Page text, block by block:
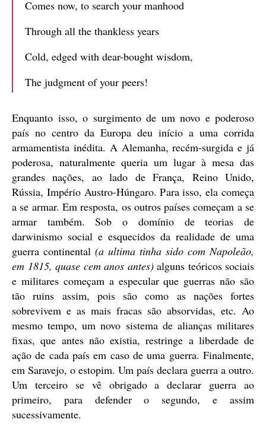
Comes now, to search your manhood
Through all the thankless years
Cold, edged with dear-bought wisdom,
The judgment of your peers!
Enquanto isso, o surgimento de um novo e poderoso
país no centro da Europa deu início a uma corrida
armamentista inédita. A Alemanha, recém-surgida e já
poderosa, naturalmente queria um lugar à mesa das
grandes nações, ao lado de França, Reino Unido,
Rússia, Império Austro-Húngaro. Para isso, ela começa
a se armar. Em resposta, os outros países começam a se
armar também. Sob o domínio de teorias de
darwinismo social e esquecidos da realidade de uma
guerra continental (a ultima tinha sido com Napoleão,
em 1815, quase cem anos antes)alguns teóricos sociais
e militares começam a especular que guerras não são
tão ruins assim, pois são como as nações fortes
sobrevivem e as mais fracas são absorvidas, etc. Ao
mesmo tempo, um novo sistema de alianças militares
fixas, que antes não existia, restringe a liberdade de
ação de cada país em caso de uma guerra. Finalmente,
em Saravejo, o estopim. Um país declara guerra a outro.
Um terceiro se vê obrigado a declarar guerra ao
primeiro, para defender o segundo, e assim
sucessivamente.